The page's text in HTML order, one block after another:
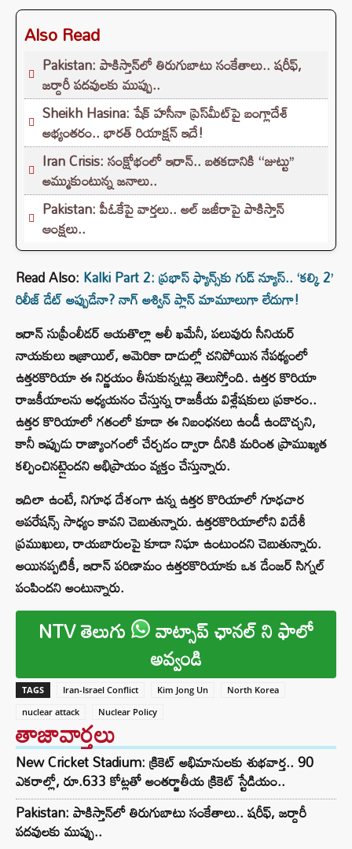
Also Read
Pakistan: పాకిస్తాన్‌లో తిరుగుబాటు సంకేతాలు.. షరీఫ్,
జర్దారీ పదవులకు ముప్పు..
Sheikh Hasina: షేక్ హసీనా ప్రెస్‌మీట్‌పై బంగ్లాదేశ్
అభ్యంతరం.. భారత్ రియాక్షన్ ఇదే!
Iran Crisis: సంక్షోభంలో ఇరాన్.. బతకడానికి ‘‘జుట్టు’’
అమ్ముకుంటున్న జనాలు..
Pakistan: పీఓకేపై వార్తలు.. అల్ జజీరాపై పాకిస్తాన్
ఆంక్షలు..
Read Also: Kalki Part 2: ప్రభాస్ ఫ్యాన్స్‌కు గుడ్ న్యూస్.. ‘కల్కి 2’
రిలీజ్ డేట్ అప్పుడేనా? నాగ్ అశ్విన్ ప్లాన్ మామూలుగా లేదుగా!
ఇరాన్ సుప్రీంలీడర్ ఆయతొల్లా అలీ ఖమేనీ, పలువురు సీనియర్
నాయకులు ఇజ్రాయిల్, అమెరికా దాడుల్లో చనిపోయిన నేపథ్యంలో
ఉత్తరకొరియా ఈ నిర్ణయం తీసుకున్నట్లు తెలుస్తోంది. ఉత్తర కొరియా
రాజకీయాలను అధ్యయనం చేస్తున్న రాజకీయ విశ్లేషకులు ప్రకారం..
ఉత్తర కొరియాలో గతంలో కూడా ఈ నిబంధనలు ఉండీ ఉండొచ్చని,
కానీ ఇప్పుడు రాజ్యాంగంలో చేర్చడం ద్వారా దీనికి మరింత ప్రాముఖ్యత
కల్పించినట్లైందని అభిప్రాయం వ్యక్తం చేస్తున్నారు.
ఇదిలా ఉంటే, నిగూఢ దేశంగా ఉన్న ఉత్తర కొరియాలో గూఢచార
ఆపరేషన్స్ సాధ్యం కావని చెబుతున్నారు. ఉత్తరకొరియాలోని విదేశీ
ప్రముఖులు, రాయబారులపై కూడా నిఘా ఉంటుందని చెబుతున్నారు.
అయినప్పటికీ, ఇరాన్ పరిణామం ఉత్తరకొరియాకు ఒక డేంజర్ సిగ్నల్
పంపిందని అంటున్నారు.
NTV తెలుగు వాట్సాప్ ఛానల్ ని ఫాలో
అవ్వండి
TAGS Iran-Israel Conflict Kim Jong Un
North Korea
nuclear attack
Nuclear Policy
తాజావార్తలు
New Cricket Stadium: క్రికెట్ అభిమానులకు శుభవార్త.. 90
ఎకరాల్లో, రూ.633 కోట్లతో అంతర్జాతీయ క్రికెట్ స్టేడియం..
Pakistan: పాకిస్తాన్‌లో తిరుగుబాటు సంకేతాలు.. షరీఫ్, జర్దారీ
పదవులకు ముప్పు..